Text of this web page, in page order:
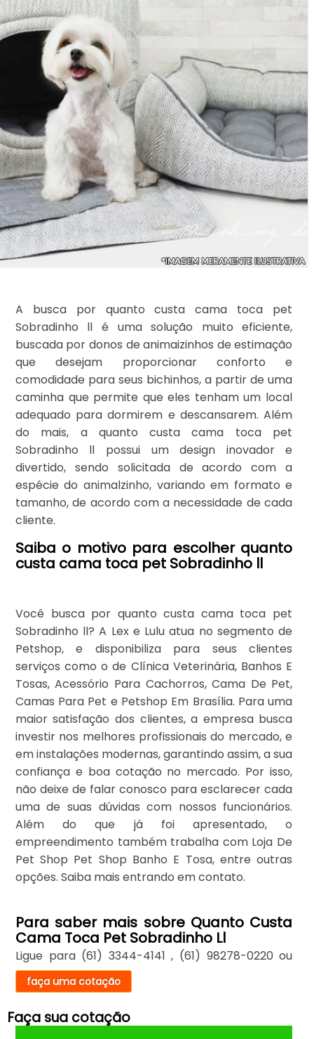
A busca por quanto custa cama toca pet
Sobradinho ll é uma solução muito eficiente,
buscada por donos de animaizinhos de estimação
que desejam proporcionar conforto e
comodidade para seus bichinhos, a partir de uma
caminha que permite que eles tenham um local
adequado para dormirem e descansarem. Além
do mais, a quanto custa cama toca pet
Sobradinho ll possui um design inovador e
divertido, sendo solicitada de acordo com a
espécie do animalzinho, variando em formato e
tamanho, de acordo com a necessidade de cada
cliente.
Saiba o motivo para escolher quanto
custa cama toca pet Sobradinho ll
Você busca por quanto custa cama toca pet
Sobradinho ll? A Lex e Lulu atua no segmento de
Petshop, e disponibiliza para seus clientes
serviços como o de Clínica Veterinária, Banhos E
Tosas, Acessório Para Cachorros, Cama De Pet,
Camas Para Pet e Petshop Em Brasília. Para uma
maior satisfação dos clientes, a empresa busca
investir nos melhores profissionais do mercado, e
em instalações modernas, garantindo assim, a sua
confiança e boa cotação no mercado. Por isso,
não deixe de falar conosco para esclarecer cada
uma de suas dúvidas com nossos funcionários.
Além do que já foi apresentado, o
empreendimento também trabalha com Loja De
Pet Shop Pet Shop Banho E Tosa, entre outras
opções. Saiba mais entrando em contato.
Para saber mais sobre Quanto Custa
Cama Toca Pet Sobradinho Ll
Ligue para (61) 3344-4141 , (61) 98278-0220 ou
faça uma cotação
Faça sua cotação